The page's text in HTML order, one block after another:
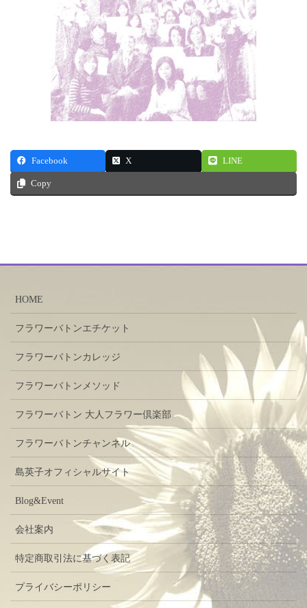
Facebook X LINE
Copy
HOME
フラワーバトンエチケット
フラワーバトンカレッジ
フラワーバトンメソッド
フラワーバトン 大人フラワー倶楽部
フラワーバトンチャンネル
島英子オフィシャルサイト
Blog&Event
会社案内
特定商取引法に基づく表記
プライバシーポリシー